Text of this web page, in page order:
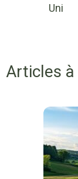
Uni
Articles à